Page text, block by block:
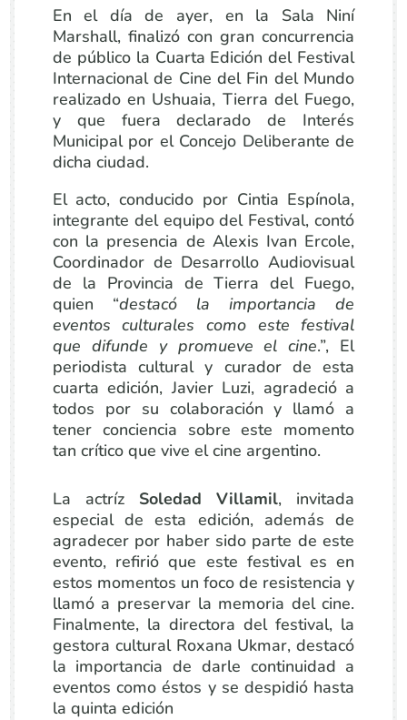
En el día de ayer, en la Sala Niní
Marshall, finalizó con gran concurrencia
de público la Cuarta Edición del Festival
Internacional de Cine del Fin del Mundo
realizado en Ushuaia, Tierra del Fuego,
y que fuera declarado de Interés
Municipal por el Concejo Deliberante de
dicha ciudad.
El acto, conducido por Cintia Espínola,
integrante del equipo del Festival, contó
con la presencia de Alexis Ivan Ercole,
Coordinador de Desarrollo Audiovisual
de la Provincia de Tierra del Fuego,
quien “destacó la importancia de
eventos culturales como este festival
que difunde y promueve el cine.”, El
periodista cultural y curador de esta
cuarta edición, Javier Luzi, agradeció a
todos por su colaboración y llamó a
tener conciencia sobre este momento
tan crítico que vive el cine argentino.
La actríz Soledad Villamil, invitada
especial de esta edición, además de
agradecer por haber sido parte de este
evento, refirió que este festival es en
estos momentos un foco de resistencia y
llamó a preservar la memoria del cine.
Finalmente, la directora del festival, la
gestora cultural Roxana Ukmar, destacó
la importancia de darle continuidad a
eventos como éstos y se despidió hasta
la quinta edición